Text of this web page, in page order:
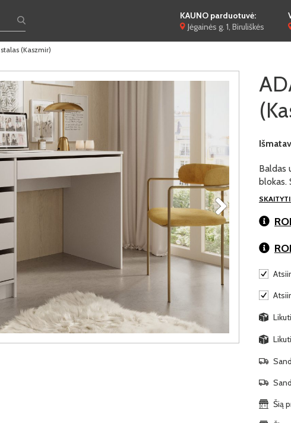
KAUNO parduotuvė:
Jėgainės g. 1, Biruliškės
(Kaszmir)
Baldas
blokas.
Šią